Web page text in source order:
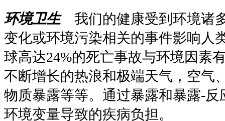
环境卫生
我们的健康受到环境诸
变化或环境污染相关的事件影响人
球高达24%的死亡事故与环境因素
不断增长的热浪和极端天气，空气
物质暴露等等。通过暴露和暴露-反
环境变量导致的疾病负担。